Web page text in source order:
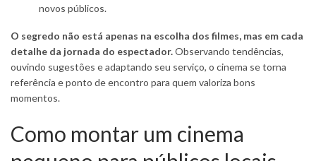
novos públicos.
O segredo não está apenas na escolha dos filmes, mas em cada
detalhe da jornada do espectador.Observando tendências,
ouvindo sugestões e adaptando seu serviço, o cinema se torna
referência e ponto de encontro para quem valoriza bons
momentos.
Como montar um cinema